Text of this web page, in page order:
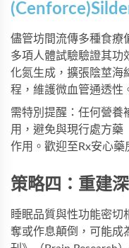
儘管坊間流傳多種食療
多項人體試驗驗證其功
化氮生成，擴張陰莖海
程，維護微血管通透性
需特別提醒：任何營養
用，避免與現行處方藥
作用。歡迎至 Rx安心藥
策略四：重建
睡眠品質與性功能密切
奪或作息顛倒，可能成